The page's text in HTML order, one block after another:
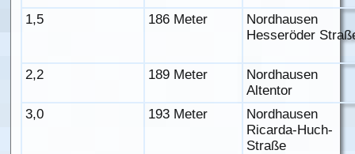
1,5 186 Meter
Nordhausen
Hesseröder
2,2 189 Meter
Nordhausen
Altentor
3,0
193 Meter
Nordhausen
Ricarda-Huch-
Straße